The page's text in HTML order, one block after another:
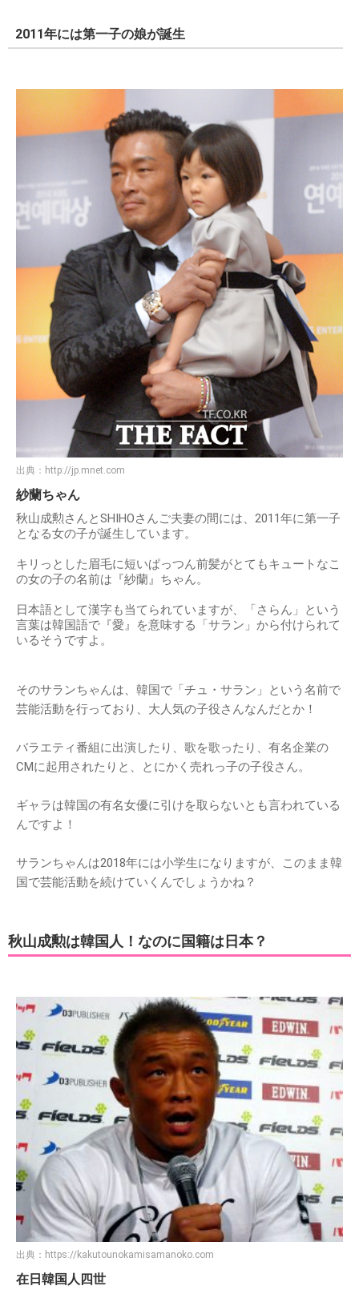
2011年には第一子の娘が誕生
出典： http://jp.mnet.com
紗蘭ちゃん
秋山成勲さんとSHIHOさんご夫妻の間には、2011年に第一子
となる女の子が誕生しています。
キリっとした眉毛に短いぱっつん前髪がとてもキュートなこ
の女の子の名前は『紗蘭』ちゃん。
日本語として漢字も当てられていますが、「さらん」という
言葉は韓国語で『愛』を意味する「サラン」から付けられて
いるそうですよ。
そのサランちゃんは、韓国で「チュ・サラン」という名前で
芸能活動を行っており、大人気の子役さんなんだとか！
バラエティ番組に出演したり、歌を歌ったり、有名企業の
CMに起用されたりと、とにかく売れっ子の子役さん。
ギャラは韓国の有名女優に引けを取らないとも言われている
んですよ！
サランちゃんは2018年には小学生になりますが、このまま韓
国で芸能活動を続けていくんでしょうかね？
秋山成勲は韓国人！なのに国籍は日本？
出典： https://kakutounokamisamanoko.com
在日韓国人四世